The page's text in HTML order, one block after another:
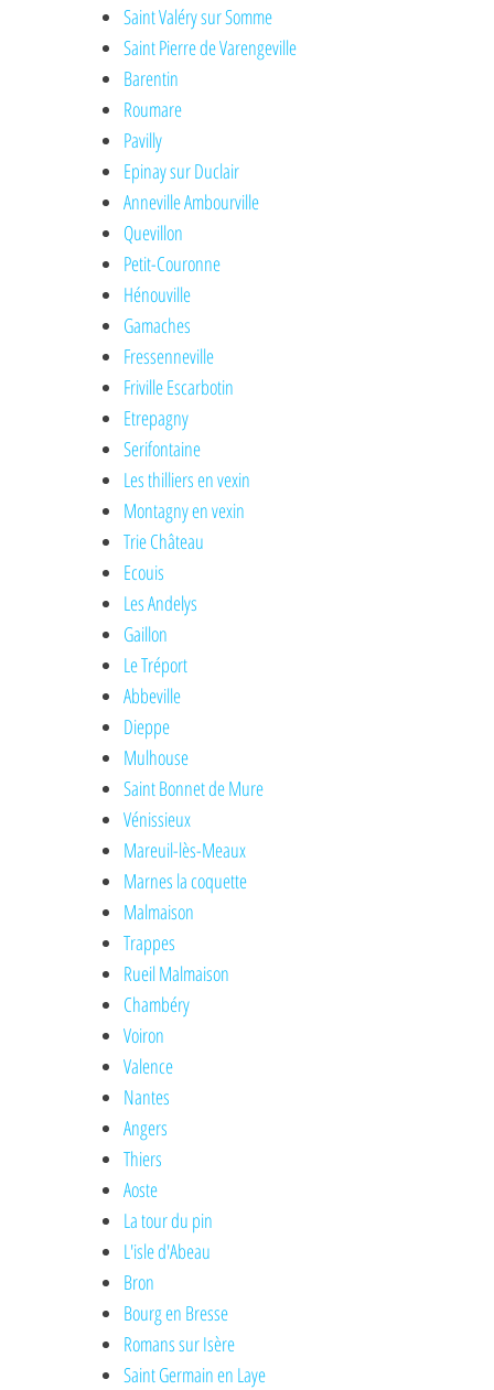
Saint Valéry sur Somme
Saint Pierre de Varengeville
Barentin
Roumare
Pavilly
Epinay sur Duclair
Anneville Ambourville
Quevillon
Petit-Couronne
Hénouville
Gamaches
Fressenneville
Friville Escarbotin
Etrepagny
Serifontaine
Les thilliers en vexin
Montagny en vexin
Trie Château
Ecouis
Les Andelys
Gaillon
Le Tréport
Abbeville
Dieppe
Mulhouse
Saint Bonnet de Mure
Vénissieux
Mareuil-lès-Meaux
Marnes la coquette
Malmaison
Trappes
Rueil Malmaison
Chambéry
Voiron
Valence
Nantes
Angers
Thiers
Aoste
La tour du pin
L'isle d'Abeau
Bron
Bourg en Bresse
Romans sur Isère
Saint Germain en Laye